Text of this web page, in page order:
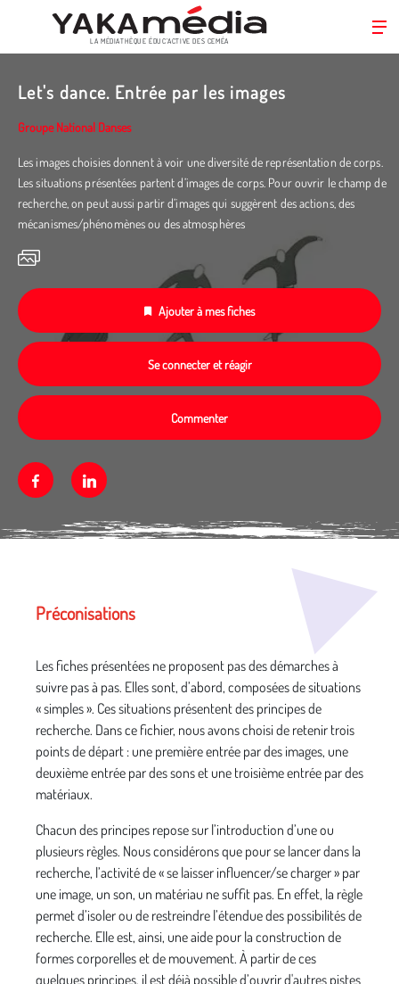
principal
LA MÉDIATHÈQUE ÉDUC’ACTIVE DES CEMÉA
Let's dance. Entrée par les images
Groupe National Danses
Les images choisies donnent à voir une diversité de représentation de corps.
Les situations présentées partent d’images de corps. Pour ouvrir le champ de
recherche, on peut aussi partir d’images qui suggèrent des actions, des
mécanismes/phénomènes ou des atmosphères
Ajouter à mes fiches
Se connecter et réagir
Commenter
FacebookLinkedin
Préconisations
Les fiches présentées ne proposent pas des démarches à
suivre pas à pas. Elles sont, d’abord, composées de situations
« simples ». Ces situations présentent des principes de
recherche. Dans ce fichier, nous avons choisi de retenir trois
points de départ : une première entrée par des images, une
deuxième entrée par des sons et une troisième entrée par des
matériaux.
Chacun des principes repose sur l’introduction d’une ou
plusieurs règles. Nous considérons que pour se lancer dans la
recherche, l’activité de « se laisser influencer/se charger » par
une image, un son, un matériau ne suffit pas. En effet, la règle
permet d’isoler ou de restreindre l’étendue des possibilités de
recherche. Elle est, ainsi, une aide pour la construction de
formes corporelles et de mouvement. À partir de ces
quelques principes, il est déjà possible d’ouvrir d'autres pistes